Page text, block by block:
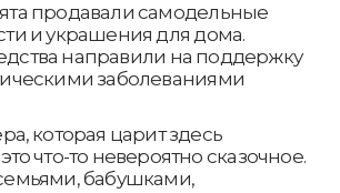
продавали самодельные
и украшения для дома.
направили на поддержку
заболеваниями
которая царит здесь
что-то невероятно сказочное.
бабушками,